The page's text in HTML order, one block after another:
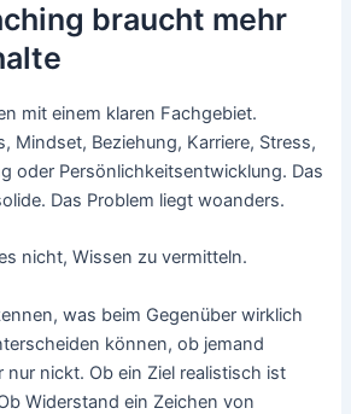
braucht mehr
mit einem klaren Fachgebiet.
Mindset, Beziehung, Karriere, Stress,
oder Persönlichkeitsentwicklung. Das
Das Problem liegt woanders.
nicht, Wissen zu vermitteln.
was beim Gegenüber wirklich
können, ob jemand
nickt. Ob ein Ziel realistisch ist
Widerstand ein Zeichen von